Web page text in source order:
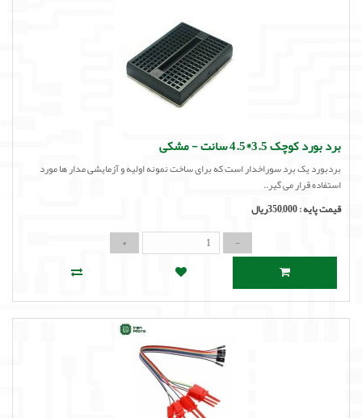
برد بورد کوچک 3.5*4.5 سانت - مشکی
بردبورد یک برد سوراخدار است که برای ساخت نمونه اولیه و آزمایشی مدار ها مورد
استفاده قرار می گیر..
قیمت پایه :350,000ریال